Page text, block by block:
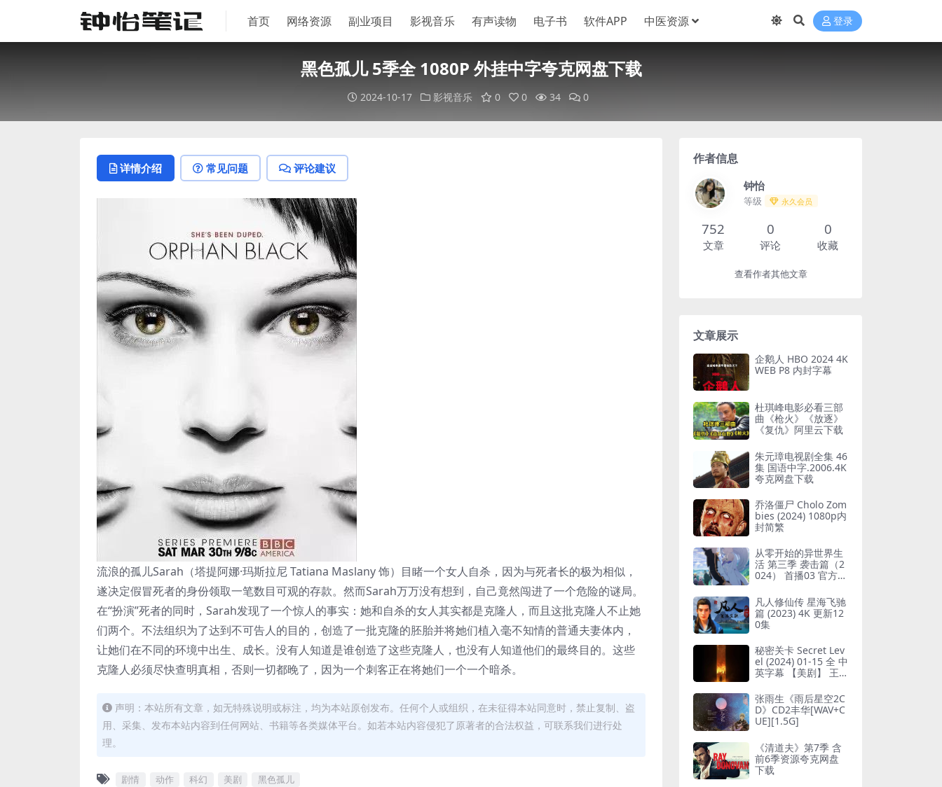
首页 网络资源 副业项目 影视音乐 有声读物 电子书 软件APP 中医资源 登录
黑色孤儿 5季全 1080P 外挂中字夸克网盘下载
2024-10-17 影视音乐 0 0 34 0
详情介绍 常见问题 评论建议
流浪的孤儿Sarah（塔提阿娜·玛斯拉尼 Tatiana Maslany 饰）目睹一个女人自杀，因为与死者长的极为相似，
遂决定假冒死者的身份领取一笔数目可观的存款。然而Sarah万万没有想到，自己竟然闯进了一个危险的谜局。
在“扮演”死者的同时，Sarah发现了一个惊人的事实：她和自杀的女人其实都是克隆人，而且这批克隆人不止她
们两个。不法组织为了达到不可告人的目的，创造了一批克隆的胚胎并将她们植入毫不知情的普通夫妻体内，
让她们在不同的环境中出生、成长。没有人知道是谁创造了这些克隆人，也没有人知道他们的最终目的。这些
克隆人必须尽快查明真相，否则一切都晚了，因为一个刺客正在将她们一个一个暗杀。
声明：本站所有文章，如无特殊说明或标注，均为本站原创发布。任何个人或组织，在未征得本站同意时，禁止复制、盗
用、采集、发布本站内容到任何网站、书籍等各类媒体平台。如若本站内容侵犯了原著者的合法权益，可联系我们进行处
理。
剧情 动作 科幻 美剧 黑色孤儿
作者信息
钟怡
等级 永久会员
752
文章
0
评论
0
收藏
查看作者其他文章
文章展示
企鹅人 HBO 2024 4K
WEB P8 内封字幕
杜琪峰电影必看三部
曲《枪火》《放逐》
《复仇》阿里云下载
朱元璋电视剧全集 46
集 国语中字.2006.4K
夸克网盘下载
乔洛僵尸 Cholo Zom
bies (2024) 1080p内
封简繁
从零开始的异世界生
活 第三季 袭击篇（2
024） 首播03 官方中
凡人修仙传 星海飞驰
篇 (2023) 4K 更新12
0集
秘密关卡 Secret Lev
el (2024) 01-15 全 中
英字幕 【美剧】 王
张雨生《雨后星空2C
D》CD2丰华[WAV+C
UE][1.5G]
《清道夫》第7季 含
前6季资源夸克网盘
下载